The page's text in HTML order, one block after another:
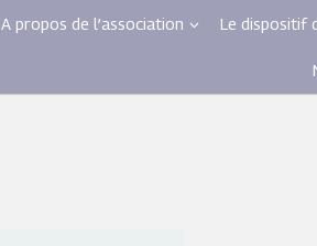
A propos de l’association Le dispositif